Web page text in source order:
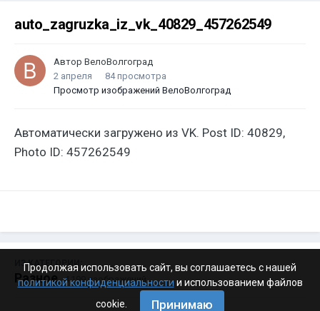
auto_zagruzka_iz_vk_40829_457262549
Автор ВелоВолгоград
2 апреля
84 просмотра
Просмотр изображений ВелоВолгоград
Автоматически загружено из VK. Post ID: 40829,
Photo ID: 457262549
ИЗ КАТЕГОРИИ:
Разное · 4 199 изображений
Продолжая использовать сайт, вы соглашаетесь с нашей
политикой конфиденциальности и использованием файлов
cookie.
Принимаю